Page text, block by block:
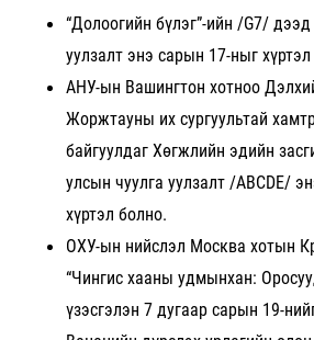
“Долоогийн бүлэг”-ийн /G7/
уулзалт энэ сарын 17-ныг
АНУ-ын Вашингтон хотноо
Жоржтауны их сургуультай
байгуулдаг Хөгжлийн эдийн
улсын чуулга уулзалт /ABCDE/
хүртэл болно.
ОХУ-ын нийслэл Москва хотын
“Чингис хааны удмынхан:
үзэсгэлэн 7 дугаар сарын 19-